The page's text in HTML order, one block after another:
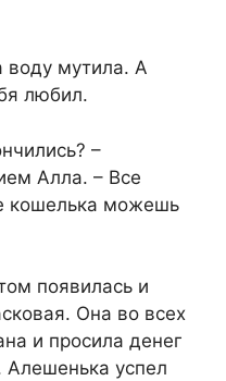
воду мутила. А
любил.
–
Алла. – Все
кошелька можешь
появилась и
Она во всех
и просила денег
успел